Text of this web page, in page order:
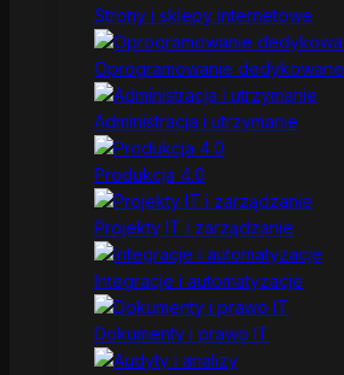
Strony i sklepy internetowe
Oprogramowanie dedykowane
Administracja i utrzymanie
Produkcja 4.0
Projekty IT i zarządzanie
Integracje i automatyzacje
Dokumenty i prawo IT